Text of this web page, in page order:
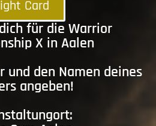
Card
für die Warrior
X in Aalen
und den Namen deines
angeben!